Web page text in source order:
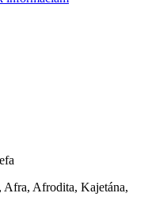
Afra, Afrodita, Kajetána,